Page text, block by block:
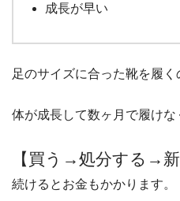
成長が早い
足のサイズに合った靴を履く
体が成長して数ヶ月で履けな
【買う→処分する→新
続けるとお金もかかります。